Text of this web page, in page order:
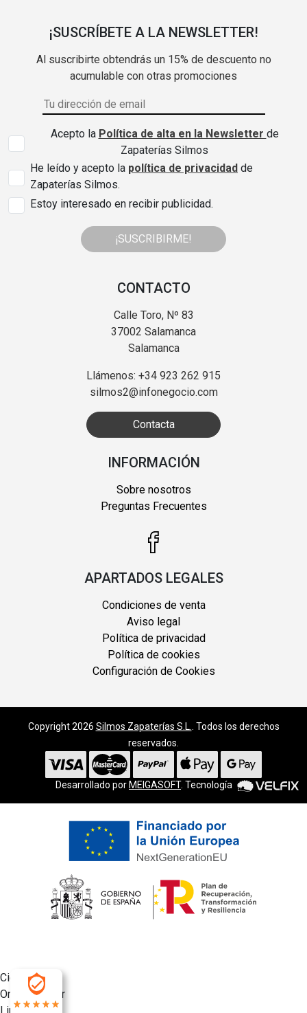
¡SUSCRÍBETE A LA NEWSLETTER!
Al suscribirte obtendrás un 15% de descuento no
acumulable con otras promociones
Acepto la Política de alta en la Newsletter de
Zapaterías Silmos
He leído y acepto la política de privacidad de
Zapaterías Silmos.
Estoy interesado en recibir publicidad.
¡SUSCRIBIRME!
CONTACTO
Calle Toro, Nº 83
37002 Salamanca
Salamanca
Llámenos: +34 923 262 915
silmos2@infonegocio.com
Contacta
INFORMACIÓN
Sobre nosotros
Preguntas Frecuentes
APARTADOS LEGALES
Condiciones de venta
Aviso legal
Política de privacidad
Política de cookies
Configuración de Cookies
Copyright 2026 Silmos Zapaterías S.L.
. Todos los derechos
reservados.
Desarrollado por MEIGASOFT. Tecnología
Cierra
Ordenado por